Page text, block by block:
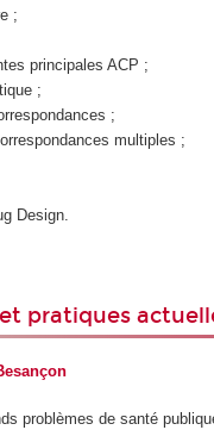
;
principales ACP ;
;
;
multiples ;
Design.
pratiques
problèmes de santé